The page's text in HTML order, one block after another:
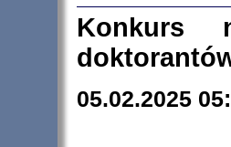
Konkurs
05.02.2025